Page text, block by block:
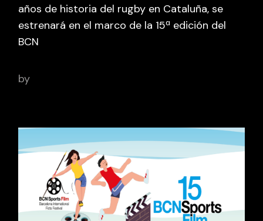
años de historia del rugby en Cataluña, se
estrenará en el marco de la 15ª edición del
BCN
by